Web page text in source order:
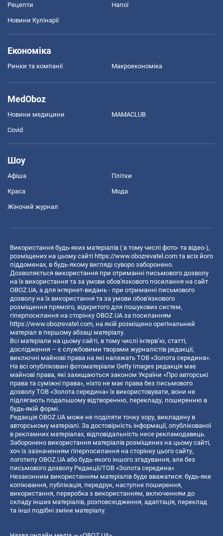
Рецепти Напої
Новини Кулінарії
Економіка
Ринки та компанії Макроекономіка
MedOboz
Новини медицини MAMACLUB
Covid
Шоу
Афіша Плітки
Краса Мода
Жіночий журнал
Використання будь-яких матеріалів ( в тому числі фото- та відео-),
розміщених на цьому сайті https://www.obozrevatel.com та всіх його
піддоменах, в будь-якому вигляді суворо заборонено.
Дозволяється використання при отриманні письмового дозволу
на їх використання та за умови обов'язкового посилання на сайт
OBOZ.UA, а для інтернет-видань - при отриманні письмового
дозволу на їх використання та за умови обов'язкового
розміщення прямого, відкритого для пошукових систем,
гіперпосилання на сторінку OBOZ.UA за посиланням
https://www.obozrevatel.com, на якій розміщено оригінальний
матеріал в першому абзаці матеріалу.
Всі матеріали на цьому сайті, в тому числі інтерв’ю, статті,
дослідження – є службовими творами журналістів редакції,
виключні майнові права на які належать ТОВ «Золота середина».
На всі опубліковані фотоматеріали Getty Images редакція має
майнові права, які захищаються законом України «Про авторські
права та суміжні права», ніхто не має права без письмового
дозволу ТОВ «Золота середина» їх використовувати, вони не
підлягають подальшому відтворенню, перекладу, поширенню в
будь-якій формі.
Редакція OBOZ.UA може не поділяти точку зору, викладену в
авторському матеріалі. За достовірність інформації, опублікованої
в рекламних матеріалах, відповідальність несе рекламодавець.
Заборонено використання матеріалів розміщених на цьому сайті,
хоч із зазначенням гіперпосилання на сторінку цього сайту,
логотипу OBOZ.UA або будь-якого іншого згадування, але без
письмового дозволу Редакції/ТОВ «Золота середина»
Незаконним використанням матеріалів буде вважатися: будь-яке
копiювання, публiкацiя, передрук, наступне поширення,
використання, переробка з використанням, включенням до
складу інших матеріалів, розповсюдження, адаптація, переклад
та інші подібні зміни матеріалу.